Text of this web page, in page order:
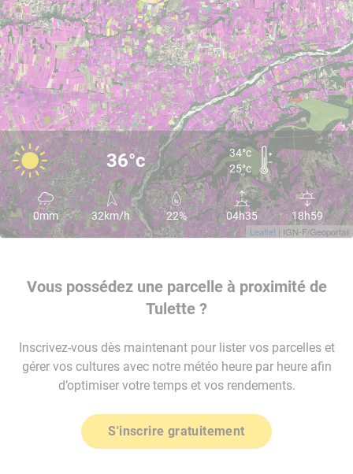
Leaflet | IGN-F/Geoportail
36°c
34°c
25°c
0mm 32km/h 22% 04h35 18h59
Vous possédez une parcelle à proximité de
Tulette ?
Inscrivez-vous dès maintenant pour lister vos parcelles et
gérer vos cultures avec notre météo heure par heure afin
d’optimiser votre temps et vos rendements.
S'inscrire gratuitement